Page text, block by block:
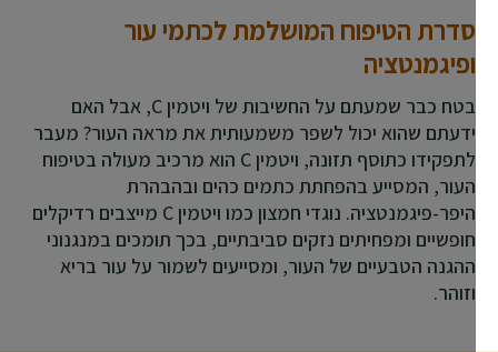
סדרת הטיפוח המושלמת לכתמי עור
ופיגמנטציה
בטח כבר שמעתם על החשיבות של ויטמין C, אבל האם
ידעתם שהוא יכול לשפר משמעותית את מראה העור? מעבר
לתפקידו כתוסף תזונה, ויטמין C הוא מרכיב מעולה בטיפוח
העור, המסייע בהפחתת כתמים כהים ובהבהרת
היפר-פיגמנטציה. נוגדי חמצון כמו ויטמין C מייצבים רדיקלים
חופשיים ומפחיתים נזקים סביבתיים, בכך תומכים במנגנוני
ההגנה הטבעיים של העור, ומסייעים לשמור על עור בריא
וזוהר.